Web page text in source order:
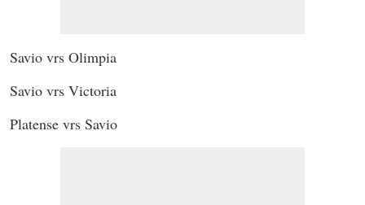
Savio vrs Olimpia
Savio vrs Victoria
Platense vrs Savio